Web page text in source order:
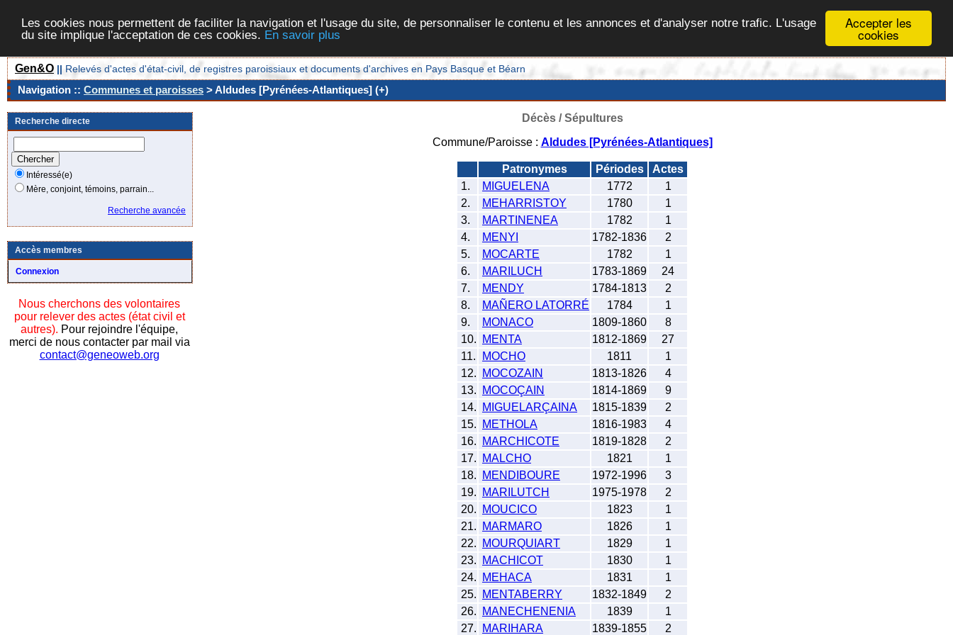
Accepter les
cookies
Les cookies nous permettent de faciliter la navigation et l'usage du site, de personnaliser le contenu et les annonces et d'analyser notre trafic. L'usage
du site implique l'acceptation de ces cookies. En savoir plus
Gen&O || Relevés d'actes d'état-civil, de registres paroissiaux et documents d'archives en Pays Basque et Béarn
Navigation :: Communes et paroisses > Aldudes [Pyrénées-Atlantiques] (+)
Recherche directe
Intéressé(e)
Mère, conjoint, témoins, parrain...
Recherche avancée
Accès membres
Connexion
Nous cherchons des volontaires
pour relever des actes (état civil et
autres). Pour rejoindre l'équipe,
merci de nous contacter par mail via
contact@geneoweb.org
Décès / Sépultures
Commune/Paroisse : Aldudes [Pyrénées-Atlantiques]
Patronymes Périodes
Actes
1.
MIGUELENA 1772
1
2.
MEHARRISTOY 1780
1
3.
MARTINENEA 1782
1
4.
MENYI 1782-1836
2
5.
MOCARTE 1782
1
6.
MARILUCH 1783-1869
24
7.
MENDY 1784-1813
2
8.
MAÑERO LATORRÉ 1784
1
9.
MONACO 1809-1860
8
10.
MENTA 1812-1869
27
11.
MOCHO 1811
1
12.
MOCOZAIN 1813-1826
4
13.
MOCOÇAIN 1814-1869
9
14.
MIGUELARÇAINA 1815-1839
2
15.
METHOLA 1816-1983
4
16.
MARCHICOTE 1819-1828
2
17.
MALCHO 1821
1
18.
MENDIBOURE 1972-1996
3
19.
MARILUTCH 1975-1978
2
20.
MOUCICO 1823
1
21.
MARMARO 1826
1
22.
MOURQUIART 1829
1
23.
MACHICOT 1830
1
24.
MEHACA 1831
1
25.
MENTABERRY 1832-1849
2
26.
MANECHENENIA 1839
1
27.
MARIHARA 1839-1855 2